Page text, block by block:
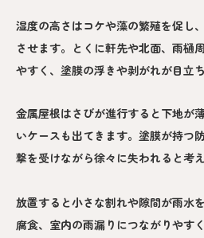
湿度の高さはコケや藻の繁殖を促し
させます。とくに軒先や北面、雨樋
やすく、塗膜の浮きや剥がれが目立ち
金属屋根はさびが進行すると下地が
いケースも出てきます。塗膜が持つ
撃を受けながら徐々に失われると考え
放置すると小さな割れや隙間が雨水
腐食、室内の雨漏りにつながりやす